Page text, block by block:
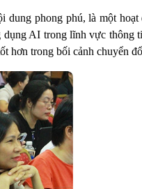
dung phong phú, là một hoạt
dụng AI trong lĩnh vực thông
hơn trong bối cảnh chuyển